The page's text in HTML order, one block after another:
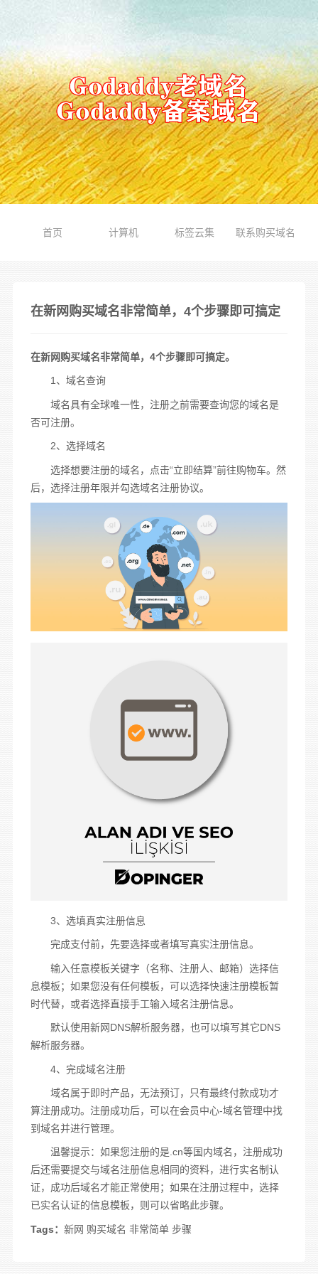
首页 计算机 标签云集 联系购买域名
在新网购买域名非常简单，4个步骤即可搞定
在新网购买域名非常简单，4个步骤即可搞定。
1、 域名查询
域名具有全球唯一性， 注册之前需要查询您的域名是
否可注册。
2、选择域名
选择想要注册的域名，点击“立即结算”前往购物车。然
后，选择注册年限并勾选域名注册协议。
3、选填真实注册信息
完成支付前，先要选择或者填写真实注册信息。
输入任意模板关键字（名称、注册人、邮箱）选择信
息模板；如果您没有任何模板，可以选择快速注册模板暂
时代替，或者选择直接手工输入域名注册信息。
默认使用新网DNS解析服务器，也可以填写其它DNS
解析服务器。
4、完成域名注册
域名属于即时产品，无法预订，只有最终付款成功才
算注册成功。注册成功后，可以在会员中心-域名管理中找
到域名并进行管理。
温馨提示：如果您注册的是.cn等国内域名，注册成功
后还需要提交与域名注册信息相同的资料，进行实名制认
证，成功后域名才能正常使用；如果在注册过程中，选择
已实名认证的信息模板，则可以省略此步骤。
Tags： 新网 购买域名 非常简单 步骤